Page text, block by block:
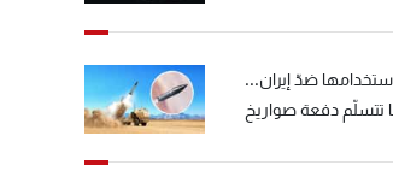
ضدّ إيران...
تتسلّم دفعة صواريخ